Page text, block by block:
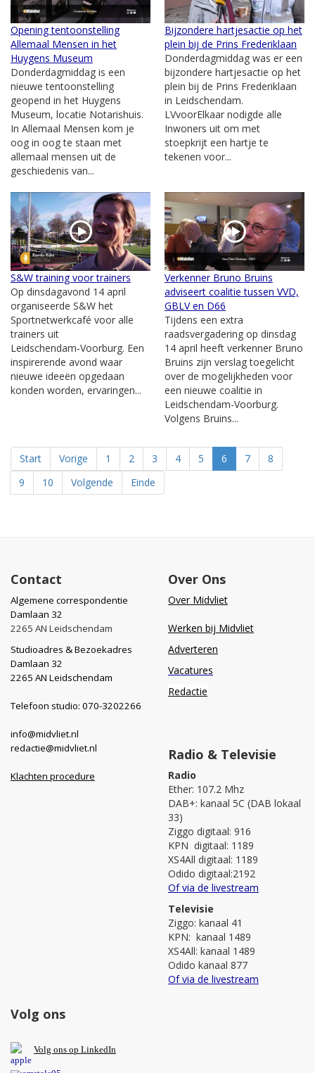
Opening tentoonstelling
Allemaal Mensen in het
Huygens Museum
Donderdagmiddag is een
nieuwe tentoonstelling
geopend in het Huygens
Museum, locatie Notarishuis.
In Allemaal Mensen kom je
oog in oog te staan met
allemaal mensen uit de
geschiedenis van...
Bijzondere hartjesactie op het
plein bij de Prins Frederiklaan
Donderdagmiddag was er een
bijzondere hartjesactie op het
plein bij de Prins Frederiklaan
in Leidschendam.
LVvoorElkaar nodigde alle
Inwoners uit om met
stoepkrijt een hartje te
tekenen voor...
S&W training voor trainers
Op dinsdagavond 14 april
organiseerde S&W het
Sportnetwerkcafé voor alle
trainers uit
Leidschendam‑Voorburg. Een
inspirerende avond waar
nieuwe ideeën opgedaan
konden worden, ervaringen...
Verkenner Bruno Bruins
adviseert coalitie tussen VVD,
GBLV en D66
Tijdens een extra
raadsvergadering op dinsdag
14 april heeft verkenner Bruno
Bruins zijn verslag toegelicht
over de mogelijkheden voor
een nieuwe coalitie in
Leidschendam-Voorburg.
Volgens Bruins...
Start Vorige 1 2 3 4 5 6 7
8
9
10 Volgende Einde
Contact
Algemene correspondentie
Damlaan 32
2265 AN Leidschendam
Studioadres & Bezoekadres
Damlaan 32
2265 AN Leidschendam
Telefoon studio: 070-3202266
info@midvliet.nl
redactie@midvliet.nl
Klachten procedure
Over Ons
Over Midvliet
Werken bij Midvliet
Adverteren
Vacatures
Redactie
Radio & Televisie
Radio
Ether: 107.2 Mhz
DAB+: kanaal 5C (DAB lokaal
33)
Ziggo digitaal: 916
KPN digitaal: 1189
XS4All digitaal: 1189
Odido digitaal:2192
Of via de livestream
Televisie
Ziggo: kanaal 41
KPN: kanaal 1489
XS4All: kanaal 1489
Odido kanaal 877
Of via de livestream
Volg ons
Volg ons op LinkedIn